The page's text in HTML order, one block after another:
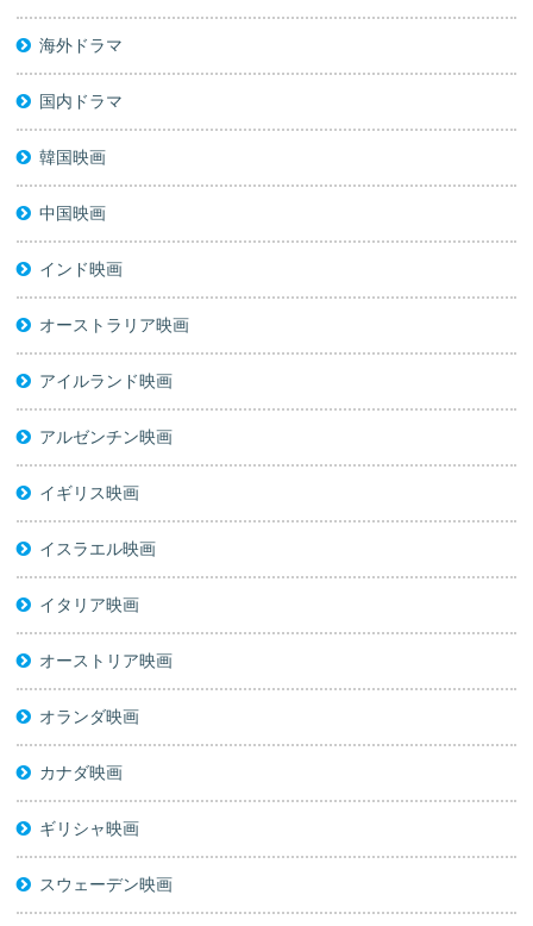
海外ドラマ
国内ドラマ
韓国映画
中国映画
インド映画
オーストラリア映画
アイルランド映画
アルゼンチン映画
イギリス映画
イスラエル映画
イタリア映画
オーストリア映画
オランダ映画
カナダ映画
ギリシャ映画
スウェーデン映画